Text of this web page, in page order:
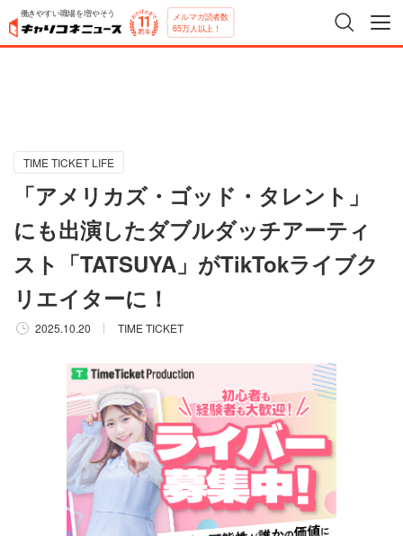
働きやすい職場を増やそう メルマガ読者数
65万人以上！
TIME TICKET LIFE
「アメリカズ・ゴッド・タレント」
にも出演したダブルダッチアーティ
スト「TATSUYA」がTikTokライブク
リエイターに！
2025.10.20 TIME TICKET